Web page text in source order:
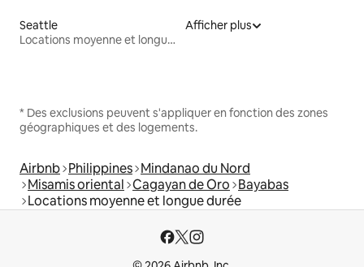
Seattle
Locations moyenne et longue durée
Afficher plus
* Des exclusions peuvent s'appliquer en fonction des zones
géographiques et des logements.
Airbnb Philippines Mindanao du Nord
Misamis oriental Cagayan de Oro Bayabas
Locations moyenne et longue durée